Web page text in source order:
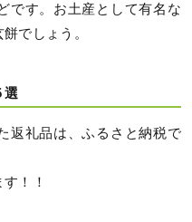
です。お土産として有名な
でしょう。
選
返礼品は、ふるさと納税で
！！